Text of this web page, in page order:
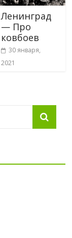
Ленинград
— Про
ковбоев
30 января,
2021